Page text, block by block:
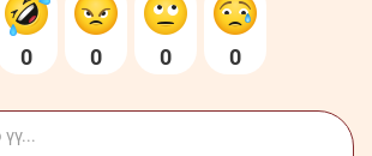
0 0 0 0